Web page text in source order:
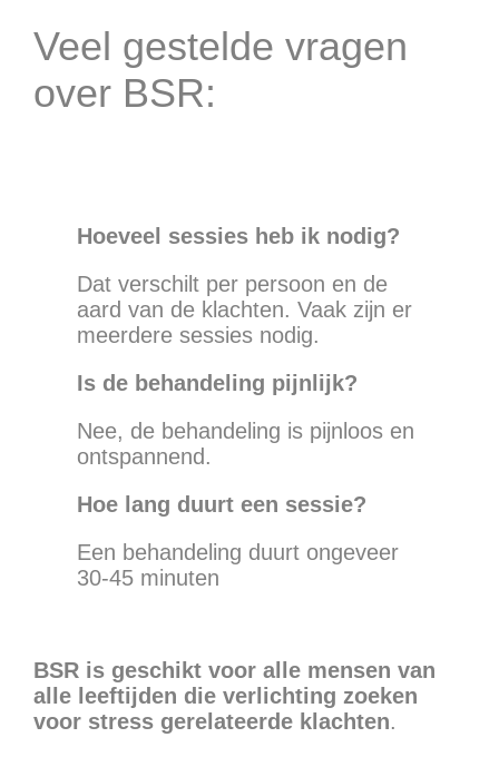
Veel gestelde vragen
over BSR:
Hoeveel sessies heb ik nodig?
Dat verschilt per persoon en de
aard van de klachten. Vaak zijn er
meerdere sessies nodig.
Is de behandeling pijnlijk?
Nee, de behandeling is pijnloos en
ontspannend.
Hoe lang duurt een sessie?
Een behandeling duurt ongeveer
30-45 minuten
BSR is geschikt voor alle mensen van
alle leeftijden die verlichting zoeken
voor stress gerelateerde klachten.